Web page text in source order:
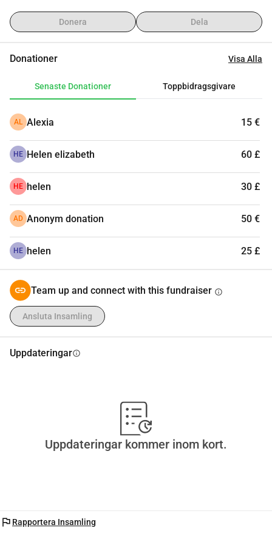
Donera Dela
Donationer Visa Alla
Senaste Donationer Toppbidragsgivare
AL Alexia 15 €
HE Helen elizabeth 60 £
HE helen 30 £
AD Anonym donation 50 €
HE helen 25 £
Team up and connect with this fundraiser info
Ansluta Insamling
Uppdateringarinfo
Uppdateringar kommer inom kort.
flag Rapportera Insamling